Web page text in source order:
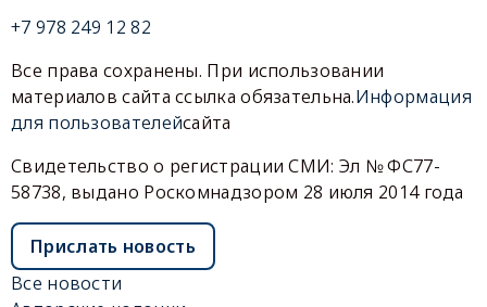
+7 978 249 12 82
Все права сохранены. При использовании
материалов сайта ссылка обязательна.Информация
для пользователейсайта
Свидетельство о регистрации СМИ: Эл № ФС77-
58738, выдано Роскомнадзором 28 июля 2014 года
Прислать новость
Все новости